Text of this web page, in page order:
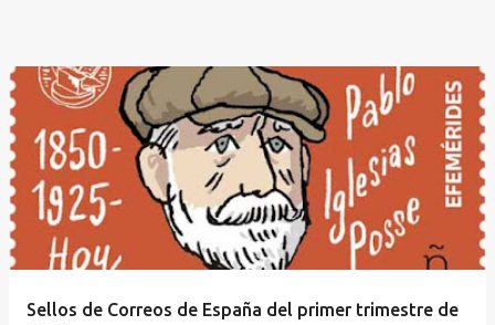
Sellos de Correos de España del primer trimestre de